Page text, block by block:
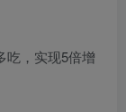
吃，实现5倍增